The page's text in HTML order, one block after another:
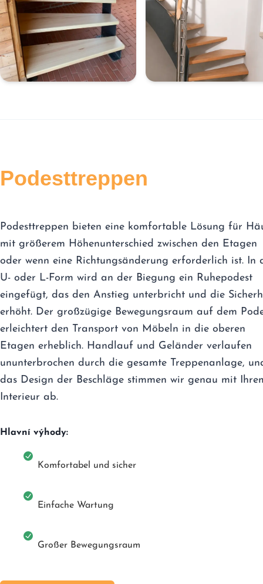
Podesttreppen
Podesttreppen bieten eine komfortable Lösung für
mit größerem Höhenunterschied zwischen den Etagen
oder wenn eine Richtungsänderung erforderlich ist. In
U- oder L-Form wird an der Biegung ein Ruhepodest
eingefügt, das den Anstieg unterbricht und die
erhöht. Der großzügige Bewegungsraum auf dem
erleichtert den Transport von Möbeln in die oberen
Etagen erheblich. Handlauf und Geländer verlaufen
ununterbrochen durch die gesamte Treppenanlage,
das Design der Beschläge stimmen wir genau mit
Interieur ab.
Hlavní výhody:
Komfortabel und sicher
Einfache Wartung
Großer Bewegungsraum